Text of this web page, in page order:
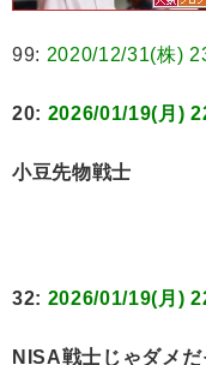
99: 2020/12/31(株)
20: 2026/01/19(月)
小豆先物戦士
32: 2026/01/19(月)
NISA戦士じゃダメ